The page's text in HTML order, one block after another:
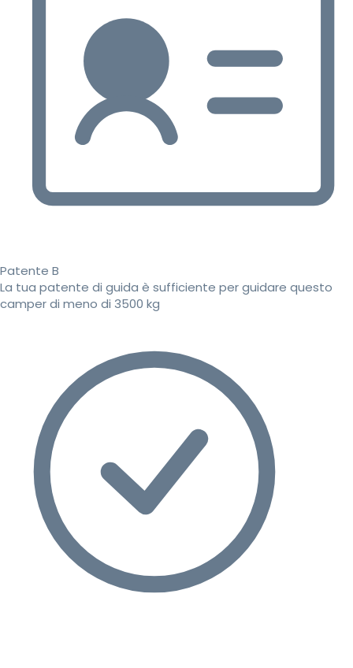
Patente B
La tua patente di guida è sufficiente per guidare questo
camper di meno di 3500 kg